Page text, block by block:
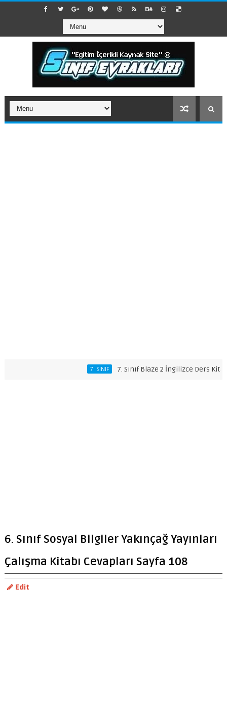
7. SINIF 7. Sınıf Blaze 2 İngilizce Ders Kitabı
6. Sınıf Sosyal Bilgiler Yakınçağ Yayınları
Çalışma Kitabı Cevapları Sayfa 108
Edit